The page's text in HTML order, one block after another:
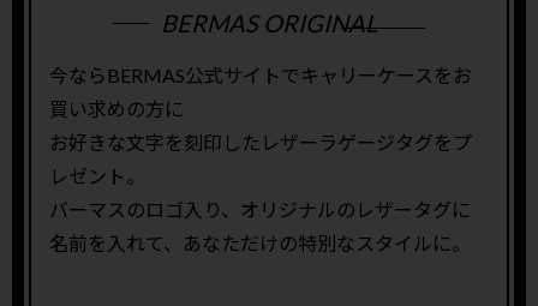
BERMAS ORIGINAL
今ならBERMAS公式サイトでキャリーケースをお
買い求めの方に
お好きな文字を刻印したレザーラゲージタグをプ
レゼント。
バーマスのロゴ入り、オリジナルのレザータグに
名前を入れて、あなただけの特別なスタイルに。